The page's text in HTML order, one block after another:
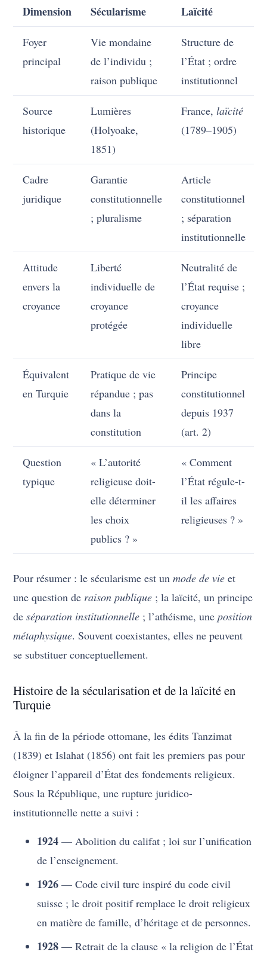
Dimension Sécularisme Laïcité
Foyer
principal
Vie mondaine
de l’individu ;
raison publique
Structure de
l’État ; ordre
institutionnel
Source
historique
Lumières
(Holyoake,
1851)
France,laïcité
(1789–1905)
Cadre
juridique
Garantie
constitutionnelle
; pluralisme
Article
constitutionnel
; séparation
institutionnelle
Attitude
envers la
croyance
Liberté
individuelle de
croyance
protégée
Neutralité de
l’État requise ;
croyance
individuelle
libre
Équivalent
en Turquie
Pratique de vie
répandue ; pas
dans la
constitution
Principe
constitutionnel
depuis 1937
(art. 2)
Question
typique
« L’autorité
religieuse doit-
elle déterminer
les choix
publics ? »
« Comment
l’État régule-t-
il les affaires
religieuses ? »
Pour résumer : le sécularisme est unmode de vie et
une question de raison publique ; la laïcité, un principe
deséparation institutionnelle ; l’athéisme, uneposition
métaphysique. Souvent coexistantes, elles ne peuvent
se substituer conceptuellement.
Histoire de la sécularisation et de la laïcité en
Turquie
À la fin de la période ottomane, les édits Tanzimat
(1839) et Islahat (1856) ont fait les premiers pas pour
éloigner l’appareil d’État des fondements religieux.
Sous la République, une rupture juridico-
institutionnelle nette a suivi :
1924 — Abolition du califat ; loi sur l’unification
de l’enseignement.
1926 — Code civil turc inspiré du code civil
suisse ; le droit positif remplace le droit religieux
en matière de famille, d’héritage et de personnes.
1928 — Retrait de la clause « la religion de l’État